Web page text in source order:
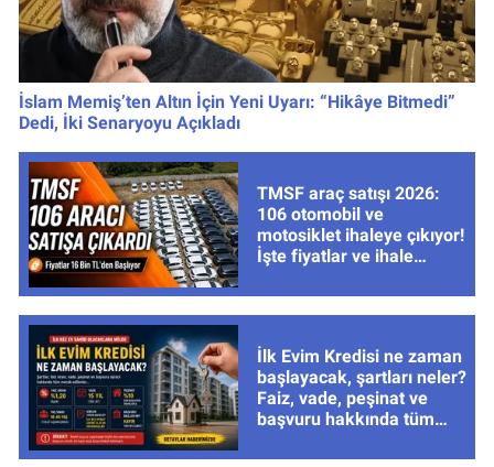
İslam Memiş’ten Altın İçin Yeni Uyarı: “Hikâye Bitmedi”
Dedi, İki Senaryoyu Açıkladı
TMSF araç satışı 2026:
106 otomobil ve
motosiklet ihaleye çıkıyor!
İşte fiyatlar ve ihale
İlk Evim Kredisi ne zaman
başlayacak, şartları neler?
Faiz, vade, peşinat ve
başvuru hakkında tüm